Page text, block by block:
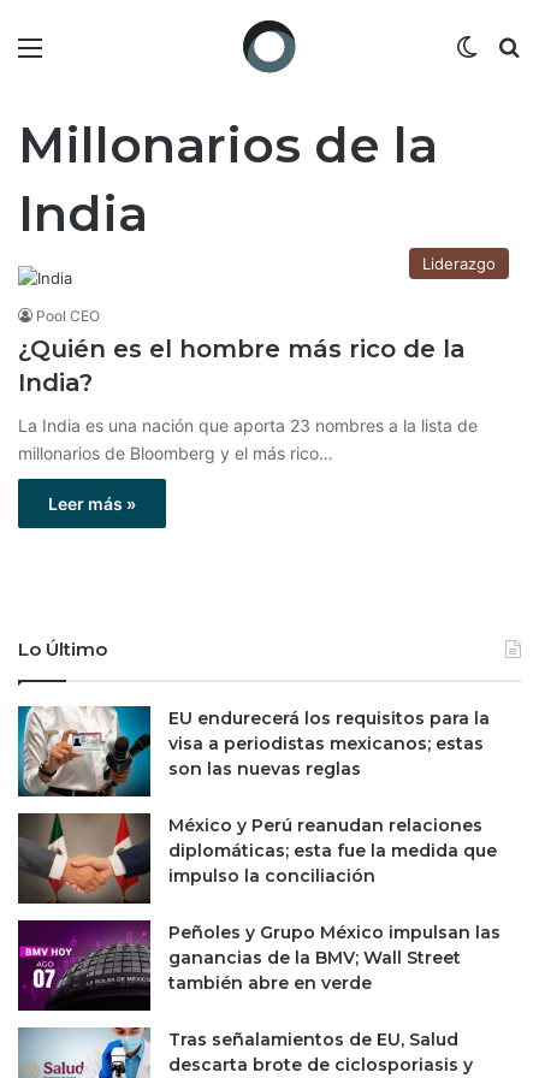
Millonarios de la
India
Liderazgo
Pool CEO
¿Quién es el hombre más rico de la
India?
La India es una nación que aporta 23 nombres a la lista de
millonarios de Bloomberg y el más rico…
Leer más »
Lo Último
EU endurecerá los requisitos para la
visa a periodistas mexicanos; estas
son las nuevas reglas
México y Perú reanudan relaciones
diplomáticas; esta fue la medida que
impulso la conciliación
Peñoles y Grupo México impulsan las
ganancias de la BMV; Wall Street
también abre en verde
Tras señalamientos de EU, Salud
descarta brote de ciclosporiasis y